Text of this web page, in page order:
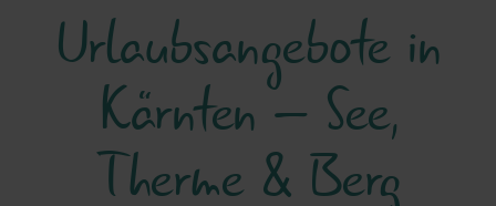
Unterkünfte
Erleben
Urlaubsangebote in
Kärnten – See,
Therme & Berg